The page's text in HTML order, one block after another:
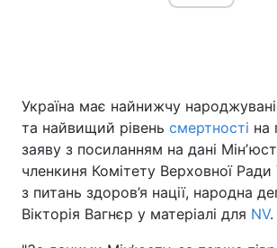
Україна має найнижчу
та найвищий рівень смертності на
заяву з посиланням на дані
членкиня Комітету Верховної Ради
з питань здоров’я нації, народна
Вікторія Вагнєр у матеріалі для NV.